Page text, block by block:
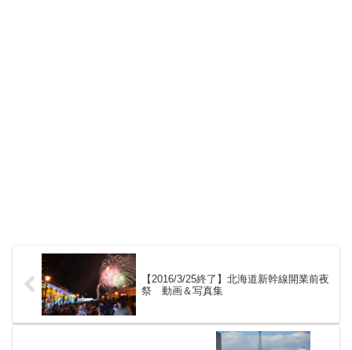
【2016/3/25終了】北海道新幹線開業前夜
祭 動画＆写真集